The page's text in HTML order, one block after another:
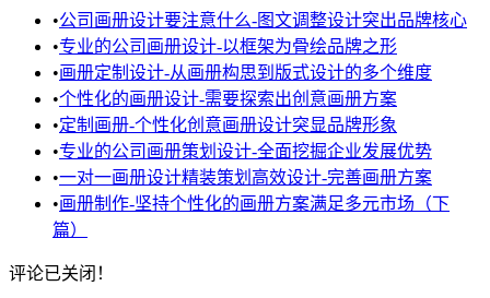
•公司画册设计要注意什么-图文调整设计突出品牌核心
•专业的公司画册设计-以框架为骨绘品牌之形
•画册定制设计-从画册构思到版式设计的多个维度
•个性化的画册设计-需要探索出创意画册方案
•定制画册-个性化创意画册设计突显品牌形象
•专业的公司画册策划设计-全面挖掘企业发展优势
•一对一画册设计精装策划高效设计-完善画册方案
•画册制作-坚持个性化的画册方案满足多元市场（下
篇）
评论已关闭！